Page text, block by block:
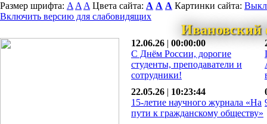
Размер шрифта: A A A Цвета сайта: A A A Картинки сайта: Выкл
Включить версию для слабовидящих
12.06.26 | 00:00:00
С Днём России, дорогие
студенты, преподаватели и
сотрудники!
22.05.26 | 10:23:44
15-летие научного журнала «На
пути к гражданскому обществу»